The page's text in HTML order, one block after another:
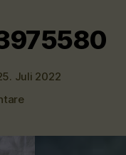
Juli 2022
zu